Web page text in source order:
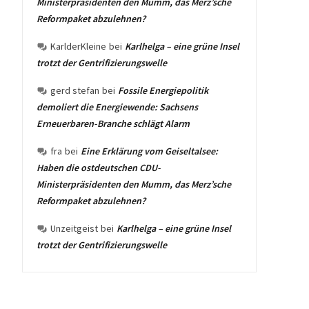
Reformpaket abzulehnen?
KarlderKleine bei Karlhelga – eine grüne Insel
trotzt der Gentrifizierungswelle
gerd stefan bei Fossile Energiepolitik
demoliert die Energiewende: Sachsens
Erneuerbaren-Branche schlägt Alarm
fra bei Eine Erklärung vom Geiseltalsee:
Haben die ostdeutschen CDU-
Ministerpräsidenten den Mumm, das Merz’sche
Reformpaket abzulehnen?
Unzeitgeist bei Karlhelga – eine grüne Insel
trotzt der Gentrifizierungswelle